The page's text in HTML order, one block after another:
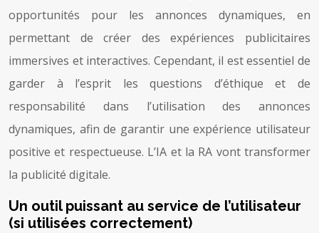
opportunités pour les annonces dynamiques, en
permettant de créer des expériences publicitaires
immersives et interactives. Cependant, il est essentiel de
garder à l’esprit les questions d’éthique et de
responsabilité dans l’utilisation des annonces
dynamiques, afin de garantir une expérience utilisateur
positive et respectueuse. L’IA et la RA vont transformer
la publicité digitale.
Un outil puissant au service de l’utilisateur
(si utilisées correctement)